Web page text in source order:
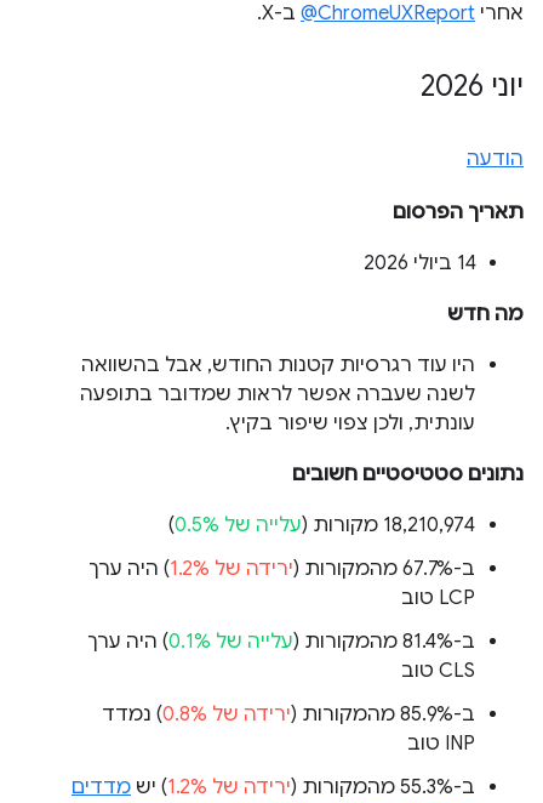
אחרי ‎@ChromeUXReport ב-X.
יוני 2026
הודעה
תאריך הפרסום
‫14 ביולי 2026
מה חדש
היו עוד רגרסיות קטנות החודש, אבל בהשוואה
לשנה שעברה אפשר לראות שמדובר בתופעה
עונתית, ולכן צפוי שיפור בקיץ.
נתונים סטטיסטיים חשובים
‫18,210,974 מקורות ( עלייה של 0.5%
)
ב-67.7% מהמקורות (
ירידה של 1.2%
) היה ערך
LCP טוב
ב-81.4% מהמקורות (
עלייה של 0.1%
) היה ערך
CLS טוב
ב-85.9% מהמקורות (
ירידה של 0.8%
) נמדד
INP טוב
ב-55.3% מהמקורות (
ירידה של 1.2% ) יש מדדים